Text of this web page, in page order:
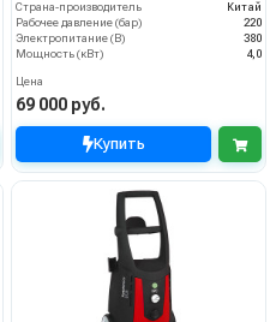
Страна-производитель
Китай
Рабочее давление (бар)
220
Электропитание (В)
380
Мощность (кВт)
4,0
Цена
69 000 руб.
Купить